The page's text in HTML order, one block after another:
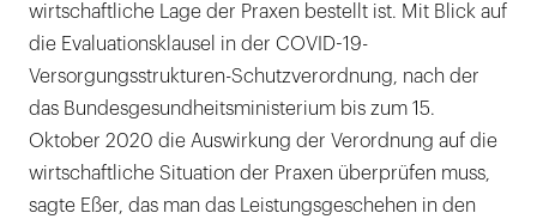
wirtschaftliche Lage der Praxen bestellt ist. Mit Blick auf
die Evaluationsklausel in der COVID-19-
Versorgungsstrukturen-Schutzverordnung, nach der
das Bundesgesundheitsministerium bis zum 15.
Oktober 2020 die Auswirkung der Verordnung auf die
wirtschaftliche Situation der Praxen überprüfen muss,
sagte Eßer, das man das Leistungsgeschehen in den